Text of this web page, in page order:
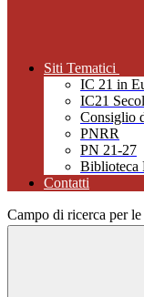
Siti Tematici
IC 21 in
IC21
Consiglio
PNRR
PN 21-27
Biblioteca
Contatti
Campo di ricerca per